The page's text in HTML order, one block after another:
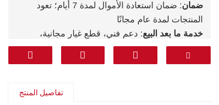
ضمان
: ضمان استعادة الأموال لمدة 7 أيام؛ تعود
المنتجات لمدة عام مجانًا
خدمة ما بعد البيع: دعم فني، قطع غيار مجانية،
مرتجعات، أخرى
مواصلات: دي إتش إل فيديكس تي ان تي يو بي إس
من الباب إلى الباب (الخط المهني بما في ذلكتفاصيل المنتج